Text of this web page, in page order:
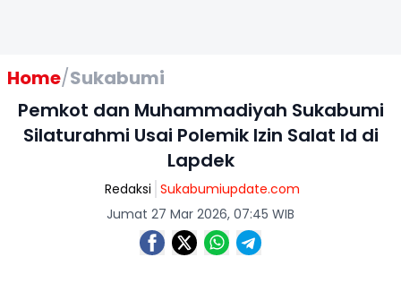
Home/Sukabumi
Pemkot dan Muhammadiyah Sukabumi
Silaturahmi Usai Polemik Izin Salat Id di
Lapdek
Redaksi Sukabumiupdate.com
Jumat 27 Mar 2026, 07:45 WIB